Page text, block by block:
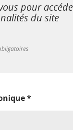
pour
du site
*